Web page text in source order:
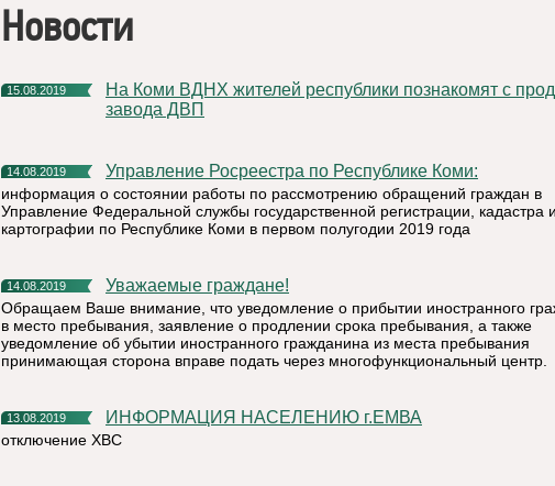
Новости
15.08.2019
На Коми ВДНХ жителей республики познакомят с продукцией
завода ДВП
14.08.2019 Управление Росреестра по Республике Коми:
информация о состоянии работы по рассмотрению обращений граждан в
Управление Федеральной службы государственной регистрации, кадастра и
картографии по Республике Коми в первом полугодии 2019 года
14.08.2019 Уважаемые граждане!
Обращаем Ваше внимание, что уведомление о прибытии иностранного
в место пребывания, заявление о продлении срока пребывания, а также
уведомление об убытии иностранного гражданина из места пребывания
принимающая сторона вправе подать через многофункциональный центр.
13.08.2019 ИНФОРМАЦИЯ НАСЕЛЕНИЮ г.ЕМВА
отключение ХВС